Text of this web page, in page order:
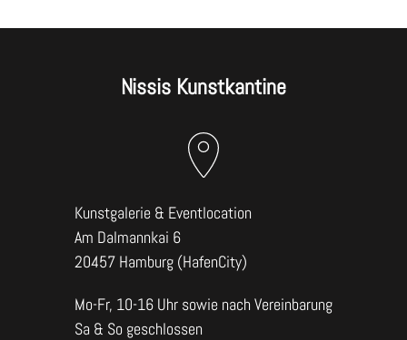
Nissis Kunstkantine
Kunstgalerie & Eventlocation
Am Dalmannkai 6
20457 Hamburg (HafenCity)
Mo-Fr, 10-16 Uhr sowie nach Vereinbarung
Sa & So geschlossen